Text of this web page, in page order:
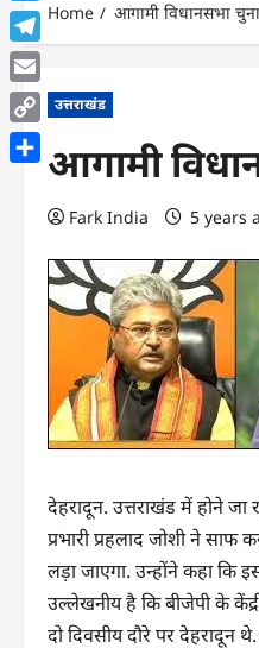
Home आगामी विधानसभा
उत्तराखंड
आगामी
Fark India 5 years
देहरादून. उत्तराखंड में होने
प्रभारी प्रहलाद जोशी ने
लड़ा जाएगा. उन्होंने कहा कि
उल्लेखनीय है कि बीजेपी के
दो दिवसीय दौरे पर देहरादून
Twitter
Telegram
Email
Copy
Link
Share